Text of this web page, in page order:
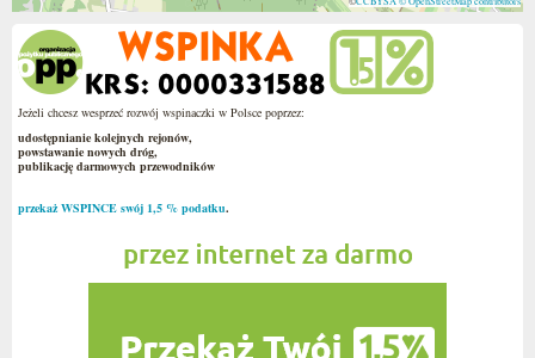
Jeżeli chcesz wesprzeć rozwój wspinaczki w Polsce poprzez:
udostępnianie kolejnych rejonów,
powstawanie nowych dróg,
publikację darmowych przewodników
przekaż WSPINCE swój 1,5 % podatku.